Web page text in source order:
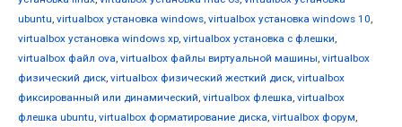
ubuntu, virtualbox установка windows, virtualbox установка windows 10,
virtualbox установка windows xp, virtualbox установка с флешки,
virtualbox файл ova, virtualbox файлы виртуальной машины, virtualbox
физический диск, virtualbox физический жесткий диск, virtualbox
фиксированный или динамический, virtualbox флешка, virtualbox
флешка ubuntu, virtualbox форматирование диска, virtualbox форум,